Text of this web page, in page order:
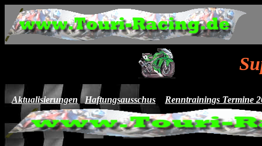
Aktualisierungen Haftungsausschus Renntrainings Termine